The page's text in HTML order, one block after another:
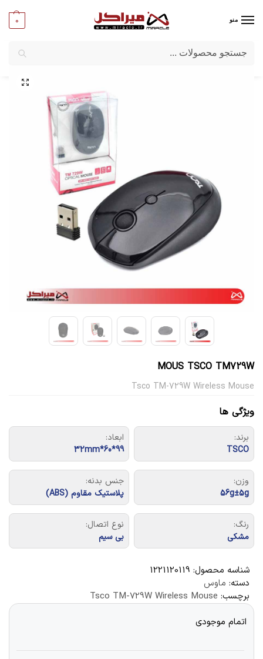
منو 0
میراکل/کامپیوتر/قطعات جانبی
MOUS TSCO TM729W
Tsco TM-729W Wireless Mouse
ویژگی ها
برند:
TSCO
ابعاد:
99*60*32mm
وزن:
56g±5g
جنس بدنه:
پلاستیک مقاوم (ABS)
رنگ:
مشکی
نوع اتصال:
بی سیم
شناسه محصول: 1221120119
دسته: ماوس
برچسب: Tsco TM-729W Wireless Mouse
اتمام موجودی